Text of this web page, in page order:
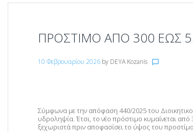
ΠΡΌΣΤΙΜΟ ΑΠΌ 300 ΈΩΣ
10 Φεβρουαρίου 2026 by DEYA Kozanis chat_bubble_outline
Σύμφωνα με την απόφαση 440/2025 του
υδροληψία. Έτσι, το νέο πρόστιμο κυμαίνεται
ξεχωριστά πριν αποφασίσει το ύψος του